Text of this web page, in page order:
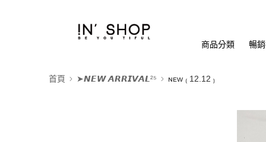
商品分類 暢
首頁 ➤𝙉𝙀𝙒 𝘼𝙍𝙍𝙄𝙑𝘼𝙇²⁵ ɴᴇᴡ ₍ 12.12 ₎